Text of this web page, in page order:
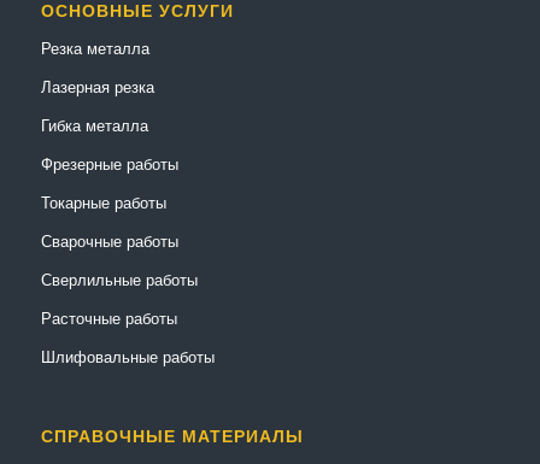
ОСНОВНЫЕ УСЛУГИ
Резка металла
Лазерная резка
Гибка металла
Фрезерные работы
Токарные работы
Сварочные работы
Сверлильные работы
Расточные работы
Шлифовальные работы
СПРАВОЧНЫЕ МАТЕРИАЛЫ